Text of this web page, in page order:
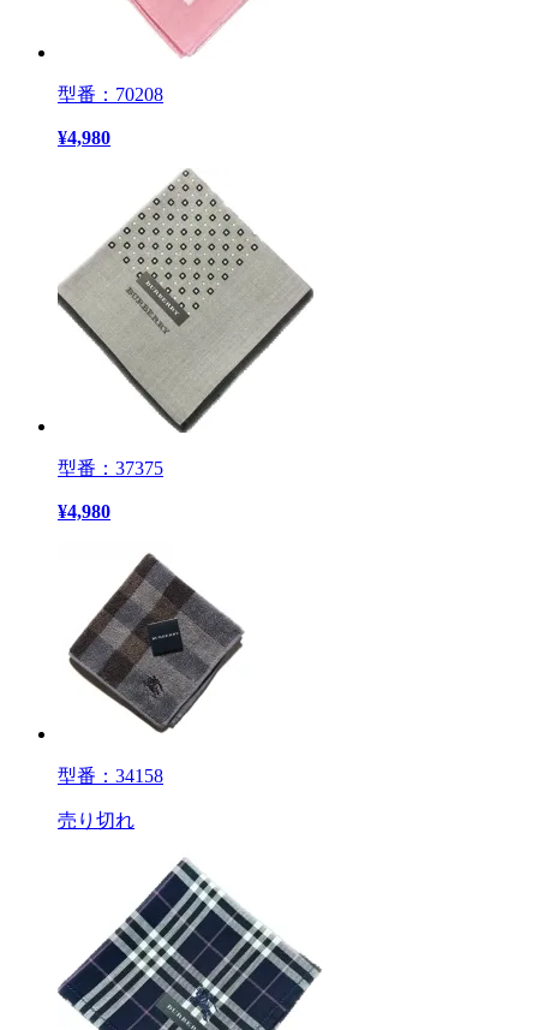
型番：70208
¥4,980
型番：37375
¥4,980
型番：34158
売り切れ